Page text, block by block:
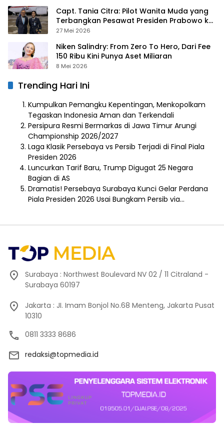
Capt. Tania Citra: Pilot Wanita Muda yang
Terbangkan Pesawat Presiden Prabowo ke
Prancis
27 Mei 2026
Niken Salindry: From Zero To Hero, Dari Fee
150 Ribu Kini Punya Aset Miliaran
8 Mei 2026
Trending Hari Ini
Kumpulkan Pemangku Kepentingan, Menkopolkam
Tegaskan Indonesia Aman dan Terkendali
Persipura Resmi Bermarkas di Jawa Timur Arungi
Championship 2026/2027
Laga Klasik Persebaya vs Persib Terjadi di Final Piala
Presiden 2026
Luncurkan Tarif Baru, Trump Digugat 25 Negara
Bagian di AS
Dramatis! Persebaya Surabaya Kunci Gelar Perdana
Piala Presiden 2026 Usai Bungkam Persib via…
Surabaya : Northwest Boulevard NV 02 / 11 Citraland -
Surabaya 60197
Jakarta : JI. Imam Bonjol No.68 Menteng, Jakarta Pusat
10310
0811 3333 8686
redaksi@topmedia.id